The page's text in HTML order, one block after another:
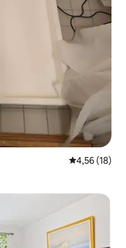
4,56 de uma
4,56 (18)